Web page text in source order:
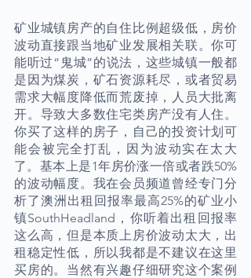
矿业城镇房产的自住比例超级低，房价
波动直接跟当地矿业发展相关联。你可
能听过“鬼城”的说法，这些城镇一般都
是因为煤炭，矿石资源耗尽，或者贸易
需求大幅度降低而荒废掉，人员大批离
开。导致大多数住宅类房产没有人住。
你买了这样的房子，自己的投资计划可
能会被完全打乱，因为波动实在太大
了。基本上是1年房价涨一倍或者跌50%
的波动幅度。我在会员频道曾经专门分
析了澳洲出租回报率最高25%的矿业小
镇SouthHeadland，你听着出租回报率
这么高，但是本质上房价波动太大，出
租稳定性低，所以我都是不建议在这里
买房的。当然有兴趣仔细研究这个案例